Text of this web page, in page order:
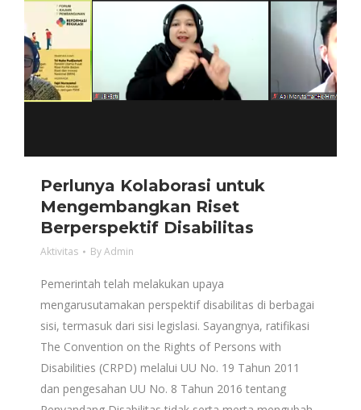
Perlunya Kolaborasi untuk
Mengembangkan Riset
Berperspektif Disabilitas
Aktivitas ByAdmin
Pemerintah telah melakukan upaya
mengarusutamakan perspektif disabilitas di berbagai
sisi, termasuk dari sisi legislasi. Sayangnya, ratifikasi
The Convention on the Rights of Persons with
Disabilities (CRPD) melalui UU No. 19 Tahun 2011
dan pengesahan UU No. 8 Tahun 2016 tentang